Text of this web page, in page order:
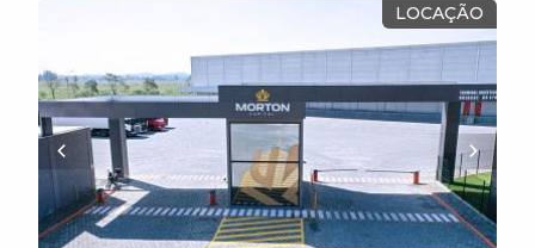
LOCAÇÃO